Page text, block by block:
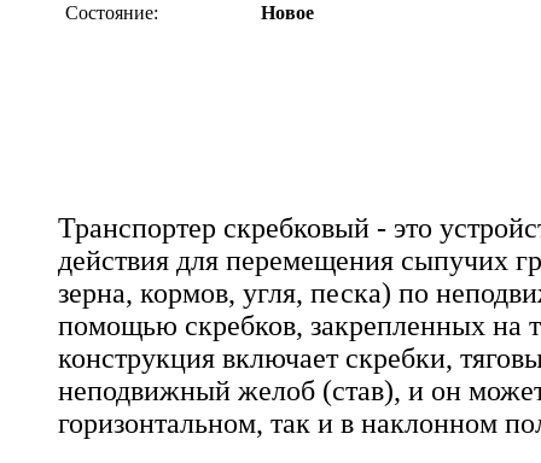
Состояние:
Новое
Транспортер скребковый - это
действия для перемещения сыпучих
зерна, кормов, угля, песка) по
помощью скребков, закрепленных на
конструкция включает скребки,
неподвижный желоб (став), и он
горизонтальном, так и в наклонном